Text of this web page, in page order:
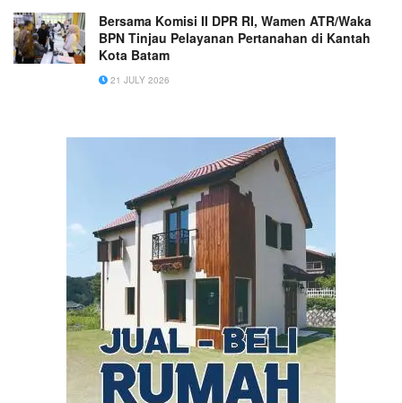
Bersama Komisi II DPR RI, Wamen ATR/Waka
BPN Tinjau Pelayanan Pertanahan di Kantah
Kota Batam
21 JULY 2026